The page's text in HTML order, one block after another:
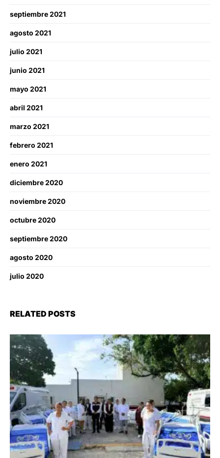
septiembre 2021
agosto 2021
julio 2021
junio 2021
mayo 2021
abril 2021
marzo 2021
febrero 2021
enero 2021
diciembre 2020
noviembre 2020
octubre 2020
septiembre 2020
agosto 2020
julio 2020
RELATED POSTS